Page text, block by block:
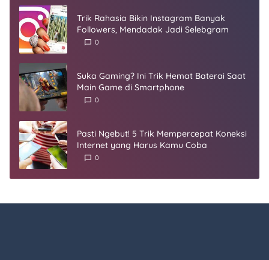
Trik Rahasia Bikin Instagram Banyak
Followers, Mendadak Jadi Selebgram
0
Suka Gaming? Ini Trik Hemat Baterai Saat
Main Game di Smartphone
0
Pasti Ngebut! 5 Trik Mempercepat Koneksi
Internet yang Harus Kamu Coba
0